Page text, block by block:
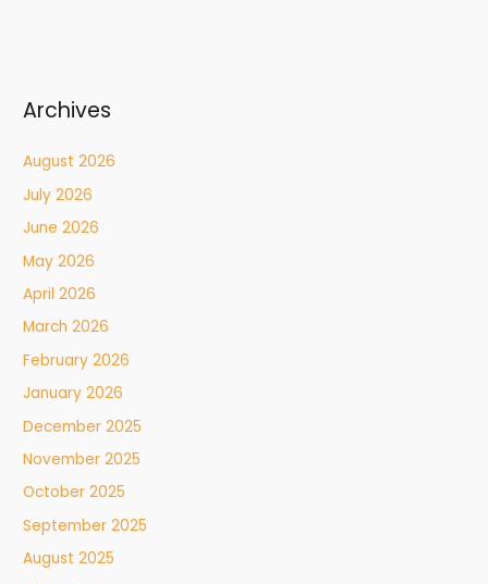
Archives
August 2026
July 2026
June 2026
May 2026
April 2026
March 2026
February 2026
January 2026
December 2025
November 2025
October 2025
September 2025
August 2025